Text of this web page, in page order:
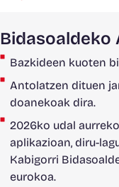
Bidasoaldeko
Bazkideen kuoten
Antolatzen dituen
doanekoak dira.
2026ko udal
aplikazioan, diru-
Kabigorri
eurokoa.